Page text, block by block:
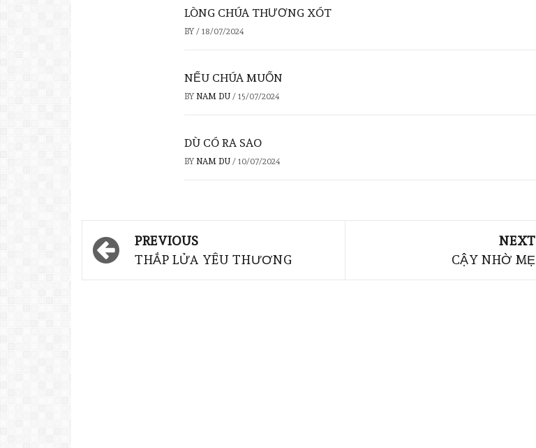
LÒNG CHÚA THƯƠNG XÓT
BY / 18/07/2024
NẾU CHÚA MUỐN
BY NAM DU / 15/07/2024
DÙ CÓ RA SAO
BY NAM DU / 10/07/2024
PREVIOUS
THẮP LỬA YÊU THƯƠNG
NEXT
CẬY NHỜ MẸ